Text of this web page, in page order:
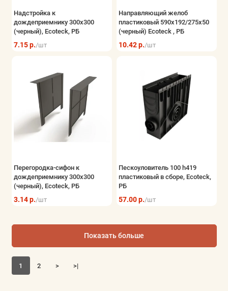
Надстройка к
дождеприемнику 300х300
(черный), Ecoteck, РБ
7.15 р./шт
Направляющий желоб
пластиковый 590х192/275х50
(черный) Ecoteck , РБ
10.42 р./шт
Перегородка-сифон к
дождеприемнику 300х300
(черный), Ecoteck, РБ
3.14 р./шт
Пескоуловитель 100 h419
пластиковый в сборе, Ecoteck,
РБ
57.00 р./шт
1 2 > >|
Показать больше